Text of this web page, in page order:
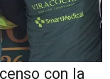
con la